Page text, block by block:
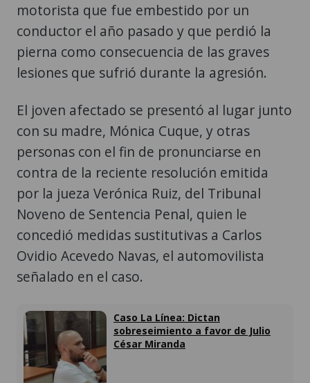
motorista que fue embestido por un
conductor el año pasado y que perdió la
pierna como consecuencia de las graves
lesiones que sufrió durante la agresión.
El joven afectado se presentó al lugar junto
con su madre, Mónica Cuque, y otras
personas con el fin de pronunciarse en
contra de la reciente resolución emitida
por la jueza Verónica Ruiz, del Tribunal
Noveno de Sentencia Penal, quien le
concedió medidas sustitutivas a Carlos
Ovidio Acevedo Navas, el automovilista
señalado en el caso.
Caso La Línea: Dictan
sobreseimiento a favor de Julio
César Miranda